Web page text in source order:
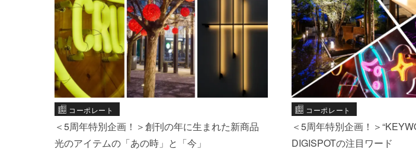
コーポレート
＜5周年特別企画！＞創刊の年に生まれた新商品
光のアイテムの「あの時」と「今」
コーポレート
＜5周年特別企画！＞
DIGISPOTの注目ワード